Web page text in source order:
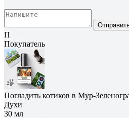
П
Покупатель
Погладить котиков в Мур-
Духи
30 мл